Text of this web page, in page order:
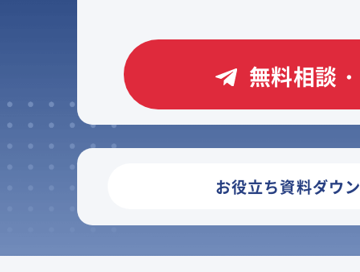
無料相談
お役立ち資料ダウ